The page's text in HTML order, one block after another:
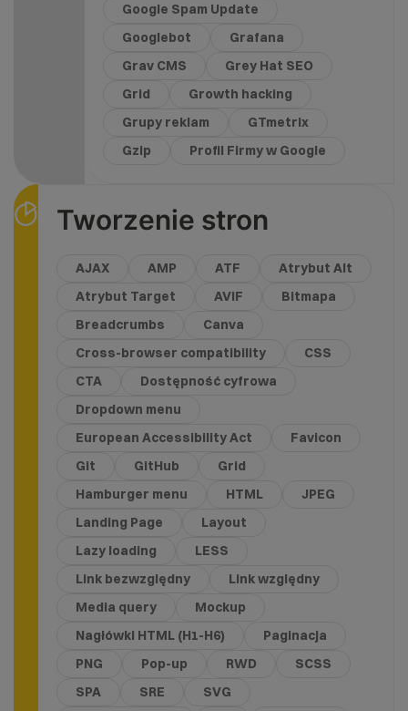
Google Spam Update
Googlebot
Grafana
Grav CMS
Grey Hat SEO
Grid
Growth hacking
Grupy reklam
GTmetrix
Gzip
Profil Firmy w Google
Tworzenie stron
AJAX AMP ATF
Atrybut Alt
Atrybut Target
AVIF
Bitmapa
Breadcrumbs
Canva
Cross-browser compatibility
CSS
CTA
Dostępność cyfrowa
Dropdown menu
European Accessibility Act
Favicon
Git
GitHub
Grid
Hamburger menu
HTML
JPEG
Landing Page
Layout
Lazy loading
LESS
Link bezwzględny
Link względny
Media query
Mockup
Nagłówki HTML (H1-H6)
Paginacja
PNG
Pop-up RWD
SCSS
SPA
SRE
SVG